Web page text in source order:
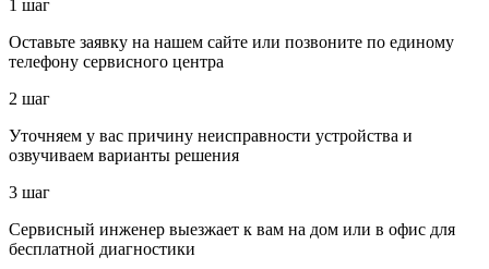
1 шаг
Оставьте заявку на нашем сайте или позвоните по единому
телефону сервисного центра
2 шаг
Уточняем у вас причину неисправности устройства и
озвучиваем варианты решения
3 шаг
Сервисный инженер выезжает к вам на дом или в офис для
бесплатной диагностики